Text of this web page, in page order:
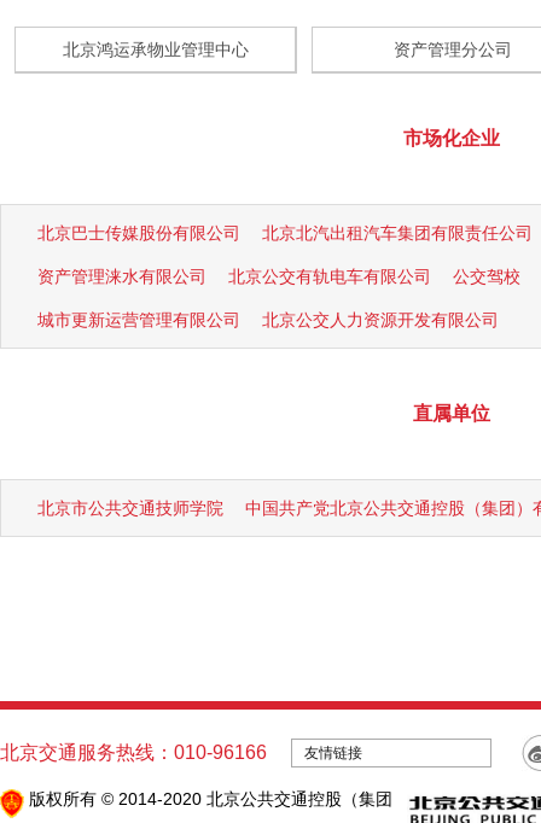
北京鸿运承物业管理中心 资产管理分公司
市场化企业
北京巴士传媒股份有限公司 北京北汽出租汽车集团有限责任公司
资产管理涞水有限公司 北京公交有轨电车有限公司 公交驾校
城市更新运营管理有限公司 北京公交人力资源开发有限公司
直属单位
北京市公共交通技师学院 中国共产党北京公共交通控股（集团）
北京交通服务热线：010-96166 友情链接
版权所有 © 2014-2020 北京公共交通控股（集团）有限公司 |京ICP